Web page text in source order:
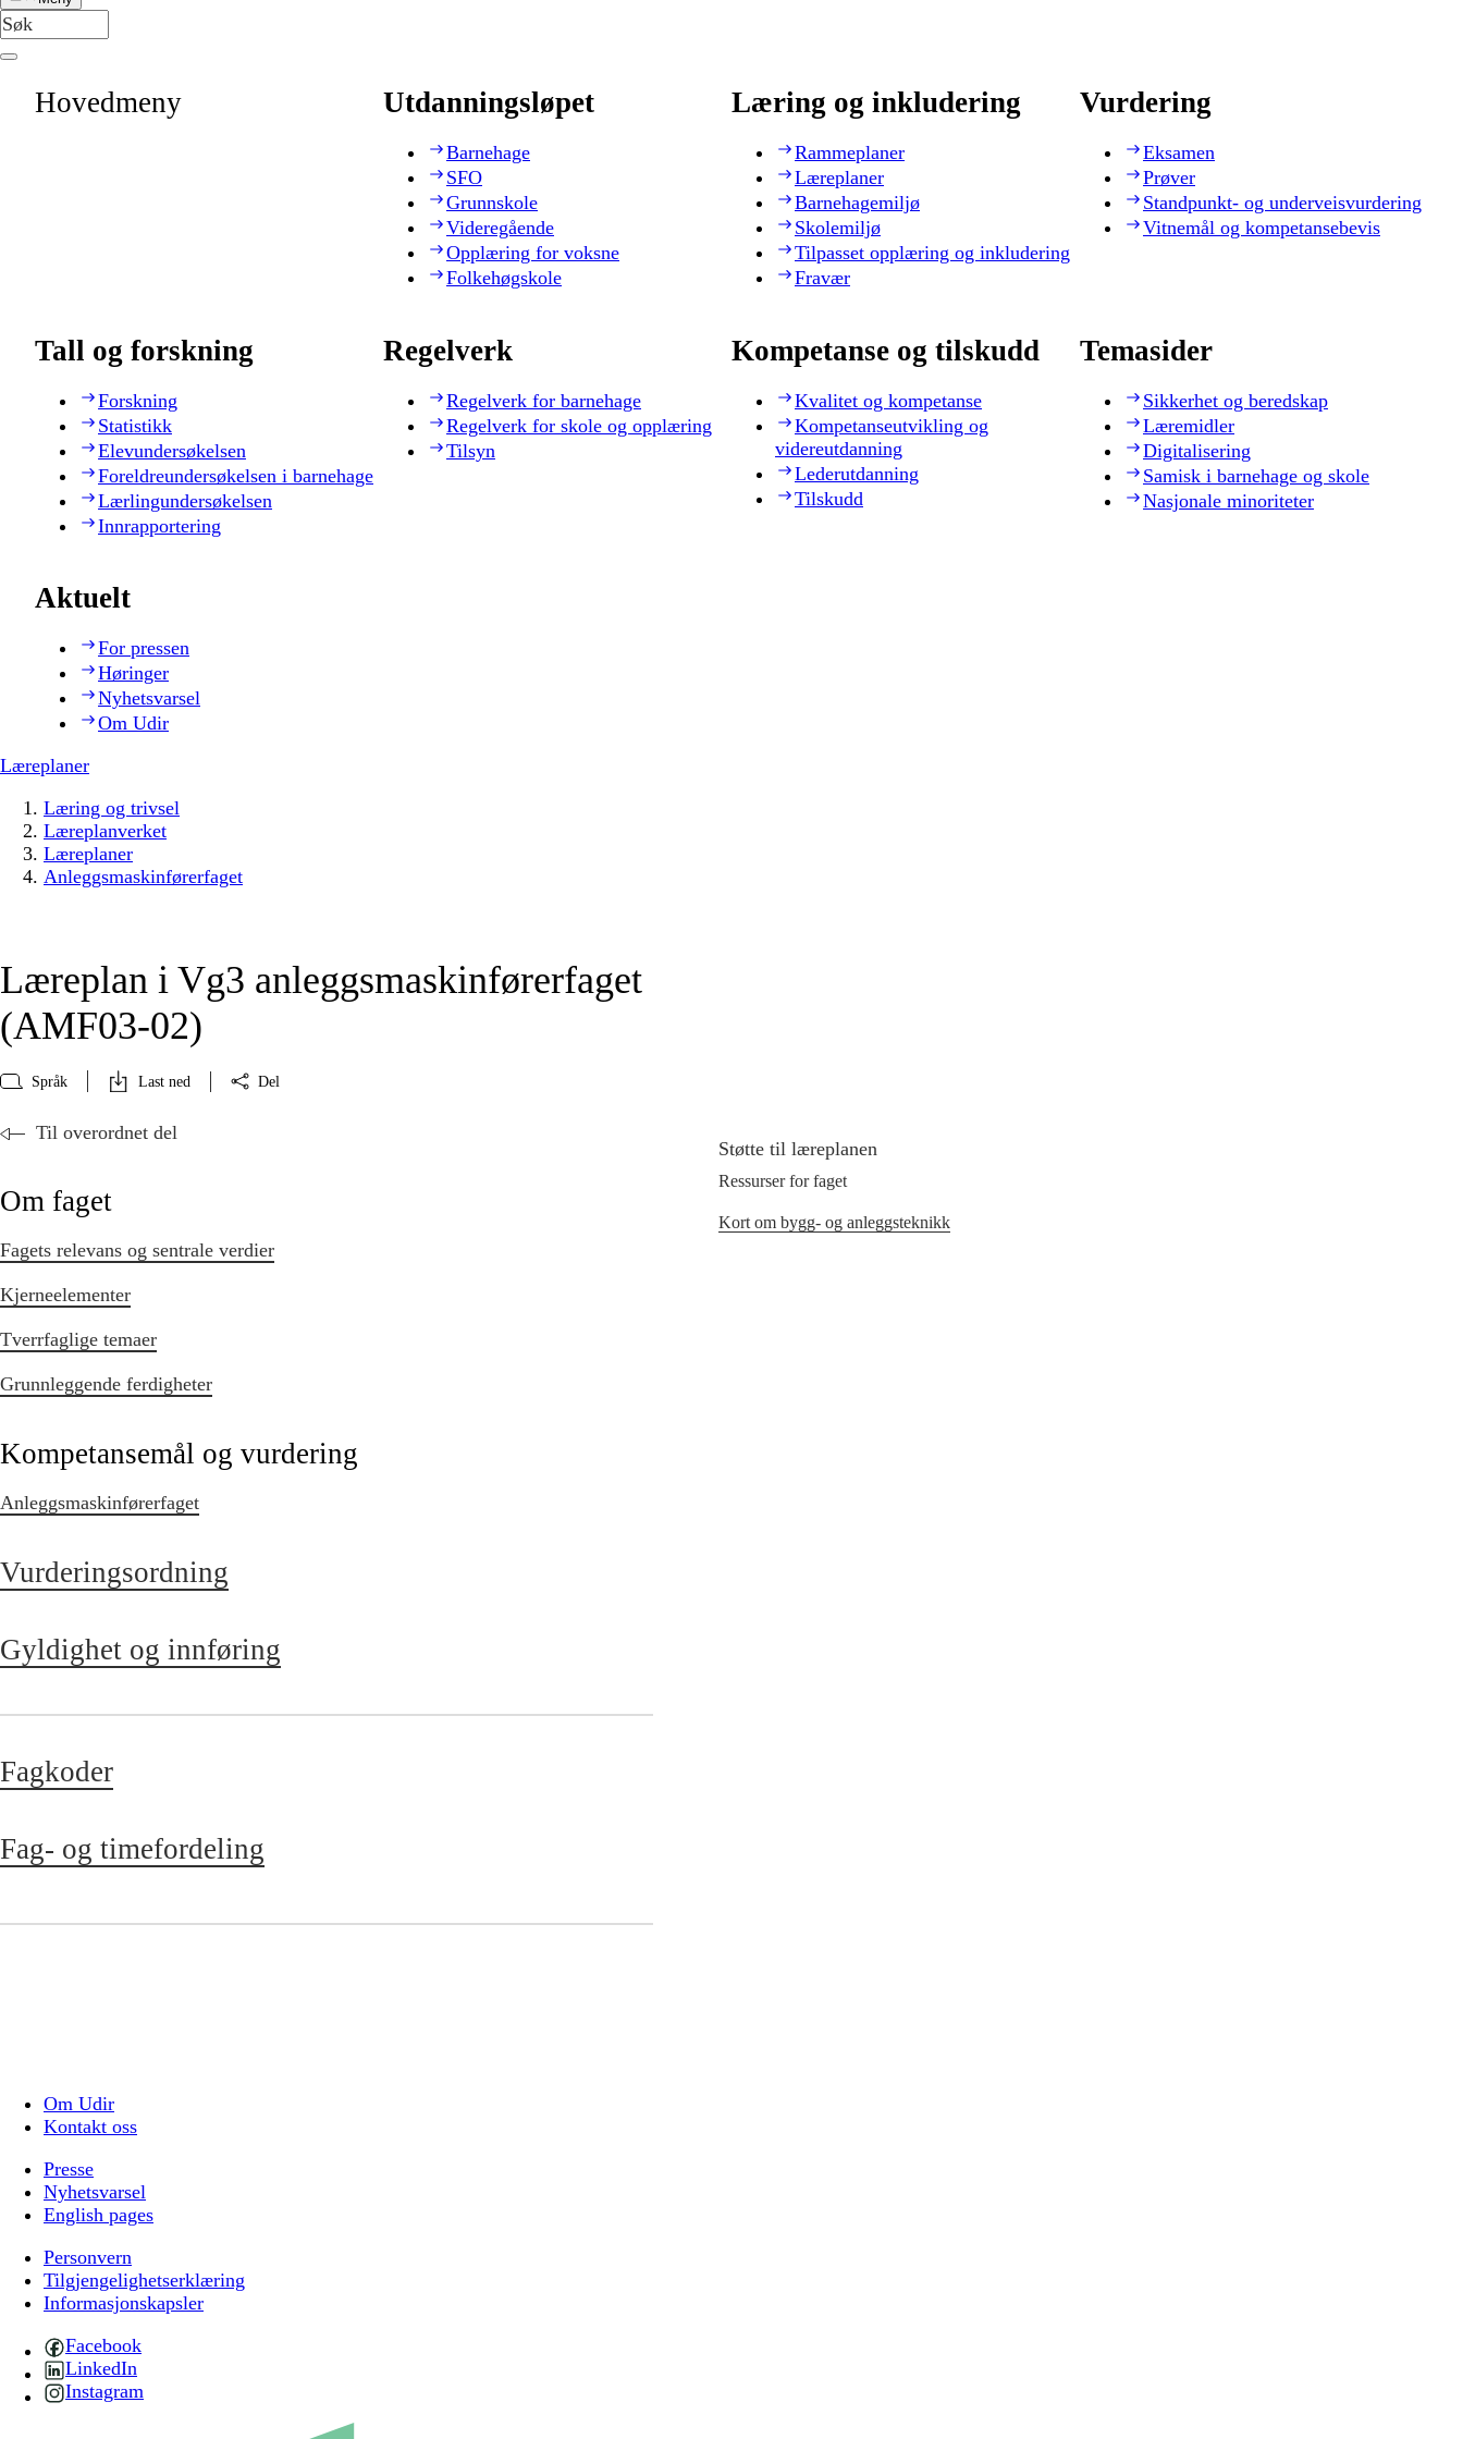
Hovedmeny Utdanningsløpet
Barnehage
SFO
Grunnskole
Videregående
Opplæring for voksne
Folkehøgskole
Læring og inkludering
Rammeplaner
Læreplaner
Barnehagemiljø
Skolemiljø
Tilpasset opplæring og inkludering
Fravær
Vurdering
Eksamen
Prøver
Standpunkt- og underveisvurdering
Vitnemål og kompetansebevis
Tall og forskning
Forskning
Statistikk
Elevundersøkelsen
Foreldreundersøkelsen i barnehage
Lærlingundersøkelsen
Innrapportering
Regelverk
Regelverk for barnehage
Regelverk for skole og opplæring
Tilsyn
Kompetanse og tilskudd
Kvalitet og kompetanse
Kompetanseutvikling og
videreutdanning
Lederutdanning
Tilskudd
Temasider
Sikkerhet og beredskap
Læremidler
Digitalisering
Samisk i barnehage og skole
Nasjonale minoriteter
Aktuelt
For pressen
Høringer
Nyhetsvarsel
Om Udir
Læreplaner
Læring og trivsel
Læreplanverket
Læreplaner
Anleggsmaskinførerfaget
Læreplan i Vg3 anleggsmaskinførerfaget
(AMF03‑02)
Språk Last ned Del
Til overordnet del
Om faget
Fagets relevans og sentrale verdier
Kjerneelementer
Tverrfaglige temaer
Grunnleggende ferdigheter
Kompetansemål og vurdering
Anleggsmaskinførerfaget
Vurderingsordning
Gyldighet og innføring
Fagkoder
Fag- og timefordeling
Støtte til læreplanen
Ressurser for faget
Kort om bygg- og anleggsteknikk
Om Udir
Kontakt oss
Presse
Nyhetsvarsel
English pages
Personvern
Tilgjengelighetserklæring
Informasjonskapsler
Facebook
LinkedIn
Instagram